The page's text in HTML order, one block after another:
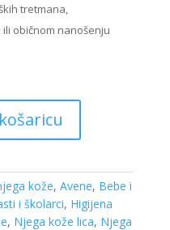
tretmana,
običnom nanošenju
kože, Avene, Bebe i
i školarci, Higijena
, Njega kože lica, Njega